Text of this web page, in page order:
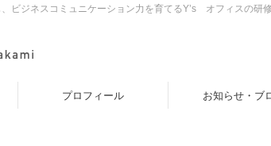
ビジネスコミュニケーション力を育てるY’s オフィスの研
プロフィール お知らせ・ブ